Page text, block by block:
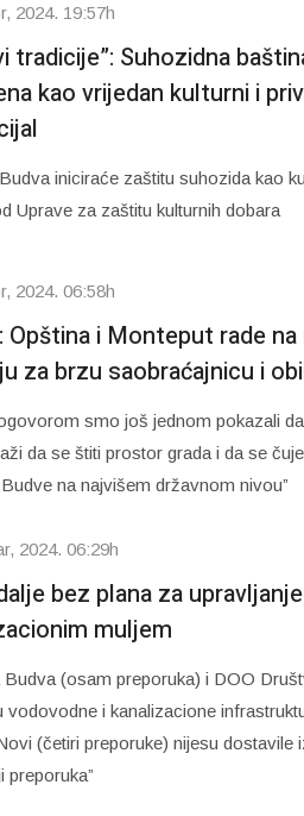
2024. 19:57h
tradicije”: Suhozidna
kao vrijedan kulturni i
iniciraće zaštitu suhozida kao
Uprave za zaštitu kulturnih dobara
2024. 06:58h
Opština i Monteput rade
za brzu saobraćajnicu i
smo još jednom pokazali
da se štiti prostor grada i da se
na najvišem državnom nivou”
2024. 06:29h
bez plana za upravljanje
muljem
Budva (osam preporuka) i DOO
vodovodne i kanalizacione
(četiri preporuke) nijesu dostavile
preporuka”